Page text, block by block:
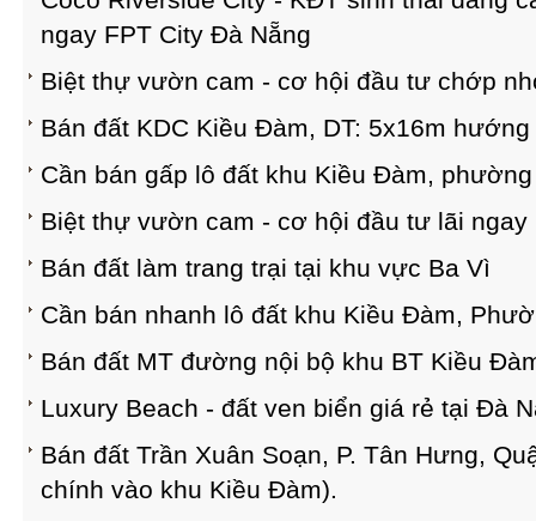
ngay FPT City Đà Nẵng
Biệt thự vườn cam - cơ hội đầu tư chớp
Bán đất KDC Kiều Đàm, DT: 5x16m
Cần bán gấp lô đất khu Kiều Đàm,
Biệt thự vườn cam - cơ hội đầu tư lãi ngay
Bán đất làm trang trại tại khu vực Ba Vì
Cần bán nhanh lô đất khu Kiều Đàm,
Bán đất MT đường nội bộ khu BT Kiều
Luxury Beach - đất ven biển giá rẻ tại Đà
Bán đất Trần Xuân Soạn, P. Tân Hưng,
chính vào khu Kiều Đàm).